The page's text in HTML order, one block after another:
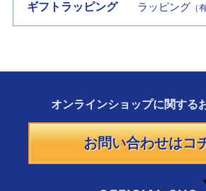
ギフトラッピング
ラッピング （
オンラインショップに関する
お問い合わせはコ